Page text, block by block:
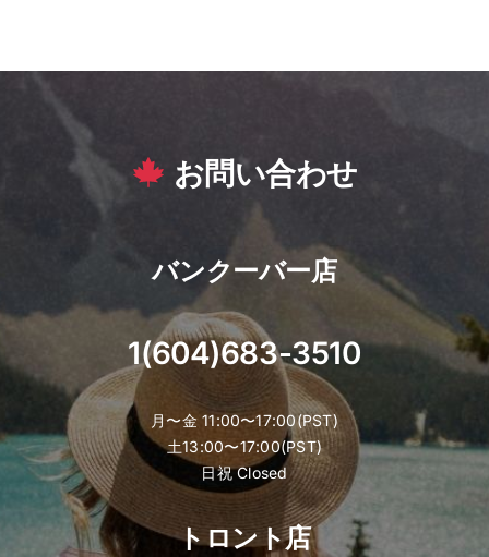
お問い合わせ
バンクーバー店
1(604)683-3510
月〜金 11:00〜17:00(PST)
土13:00〜17:00(PST)
日祝 Closed
トロント店